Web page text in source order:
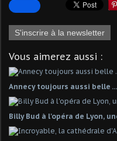
S'inscrire à la newsletter
Vous aimerez aussi :
Annecy toujours aussi belle ...
Billy Bud à l'opéra de Lyon,